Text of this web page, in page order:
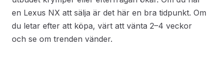
en Lexus NX att sälja är det här en bra tidpunkt. Om
du letar efter att köpa, värt att vänta 2–4 veckor
och se om trenden vänder.